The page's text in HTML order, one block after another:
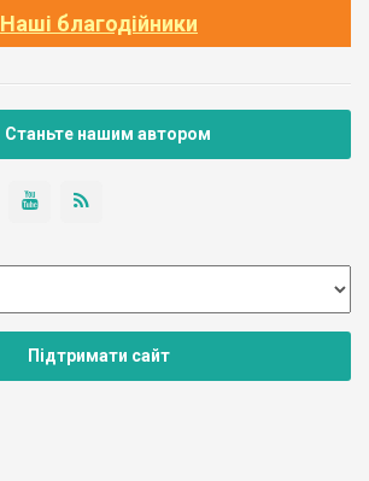
Наші благодійники
Станьте нашим автором
Підтримати сайт